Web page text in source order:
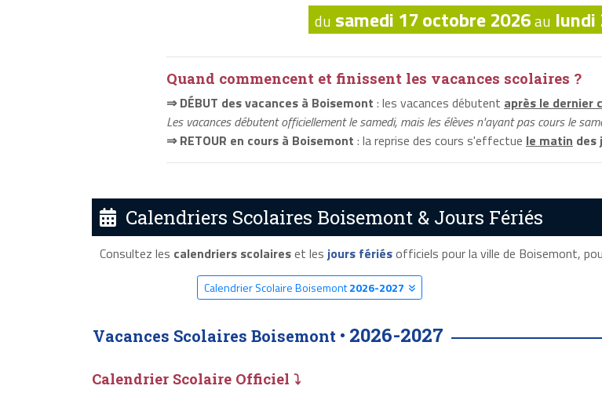
du samedi 17 octobre 2026au lundi
Quand commencent et finissent les vacances scolaires ?
⇒ DÉBUT des vacances à Boisemont : les vacances débutent après le dernier
Les vacances débutent officiellement le samedi, mais les élèves n'ayant pas cours le
⇒ RETOUR en cours à Boisemont : la reprise des cours s'effectue le matin des
Calendriers Scolaires Boisemont & Jours Fériés
Consultez les calendriers scolaireset les jours fériésofficiels pour la ville de Boisemont,
Calendrier Scolaire Boisemont2026-2027
Vacances Scolaires Boisemont • 2026-2027
Calendrier Scolaire Officiel ⤵